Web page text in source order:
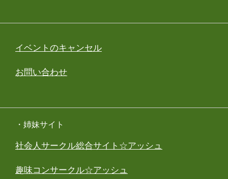
イベントのキャンセル
お問い合わせ
・姉妹サイト
社会人サークル総合サイト☆アッシュ
趣味コンサークル☆アッシュ